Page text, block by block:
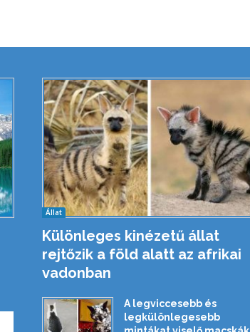
Állat
Különleges kinézetű állat
rejtőzik a föld alatt az afrikai
vadonban
A legviccesebb és
legkülönlegesebb